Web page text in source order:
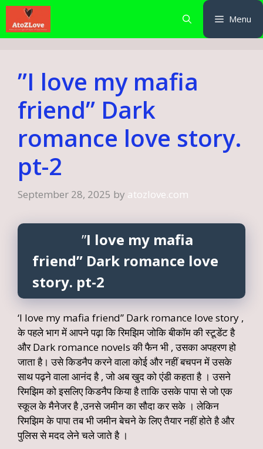
Skip
content
Menu
”I love my mafia
friend” Dark
romance love story.
pt-2
September 28, 2025 by atozlove.com
”I love my mafia
friend” Dark romance love
story. pt-2
‘I love my mafia friend” Dark romance love story ,
के पहले भाग में आपने पढ़ा कि रिमझिम जोकि बीकॉम की स्टूडेंट है
और Dark romance novels की फैन भी , उसका अपहरण हो
जाता है। उसे किडनैप करने वाला कोई और नहीं बचपन में उसके
साथ पढ़ने वाला आनंद है , जो अब खुद को एंडी कहता है । उसने
रिमझिम को इसलिए किडनैप किया है ताकि उसके पापा से जो एक
स्कूल के मैनेजर है ,उनसे जमीन का सौदा कर सके । लेकिन
रिमझिम के पापा तब भी जमीन बेचने के लिए तैयार नहीं होते है और
पुलिस से मदद लेने चले जाते है ।